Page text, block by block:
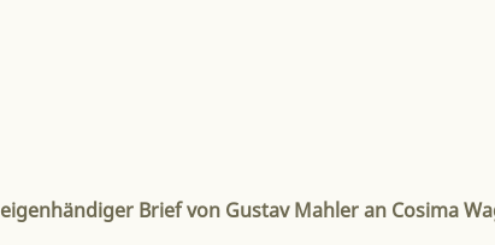
eigenhändiger Brief von Gustav Mahler an Cosima